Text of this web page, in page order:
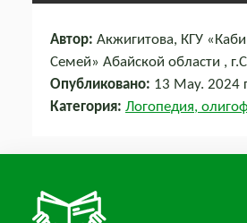
Автор: Акжигитова, КГУ
Семей» Абайской области ,
Опубликовано: 13 May. 2024
Категория: Логопедия,